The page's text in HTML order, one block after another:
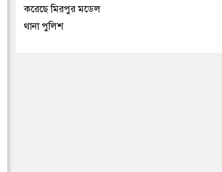
করেছে মিরপুর মডেল
থানা পুলিশ